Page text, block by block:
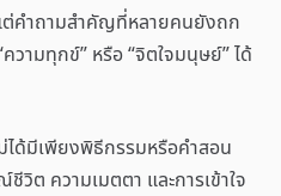
ต่คำถามสำคัญที่หลายคนยังถก
วามทุกข์” หรือ “จิตใจมนุษย์” ได้
ได้มีเพียงพิธีกรรมหรือคำสอน
ต ความเมตตา และการเข้าใจ